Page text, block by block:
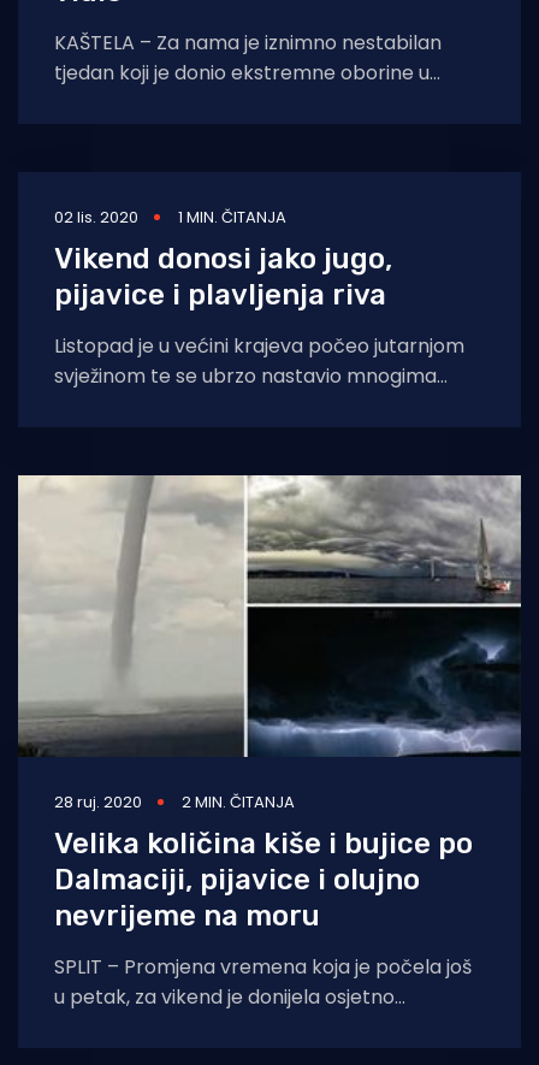
KAŠTELA – Za nama je iznimno nestabilan
tjedan koji je donio ekstremne oborine u
kumulonimbusa formirala se
02 lis. 2020 1 MIN. ČITANJA
Vikend donosi jako jugo,
pijavice i plavljenja riva
Listopad je u većini krajeva počeo jutarnjom
svježinom te se ubrzo nastavio mnogima
koja
28 ruj. 2020 2 MIN. ČITANJA
Velika količina kiše i bujice po
Dalmaciji, pijavice i olujno
nevrijeme na moru
SPLIT – Promjena vremena koja je počela još
u petak, za vikend je donijela osjetno